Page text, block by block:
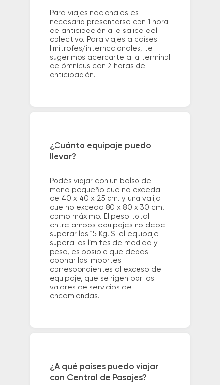
Para viajes nacionales es
necesario presentarse con 1 hora
de anticipación a la salida del
colectivo. Para viajes a países
limítrofes/internacionales, te
sugerimos acercarte a la terminal
de ómnibus con 2 horas de
anticipación.
¿Cuánto equipaje puedo
llevar?
Podés viajar con un bolso de
mano pequeño que no exceda
de 40 x 40 x 25 cm. y una valija
que no exceda 80 x 80 x 30 cm.
como máximo. El peso total
entre ambos equipajes no debe
superar los 15 Kg. Si el equipaje
supera los límites de medida y
peso, es posible que debas
abonar los importes
correspondientes al exceso de
equipaje, que se rigen por los
valores de servicios de
encomiendas.
¿A qué países puedo viajar
con Central de Pasajes?